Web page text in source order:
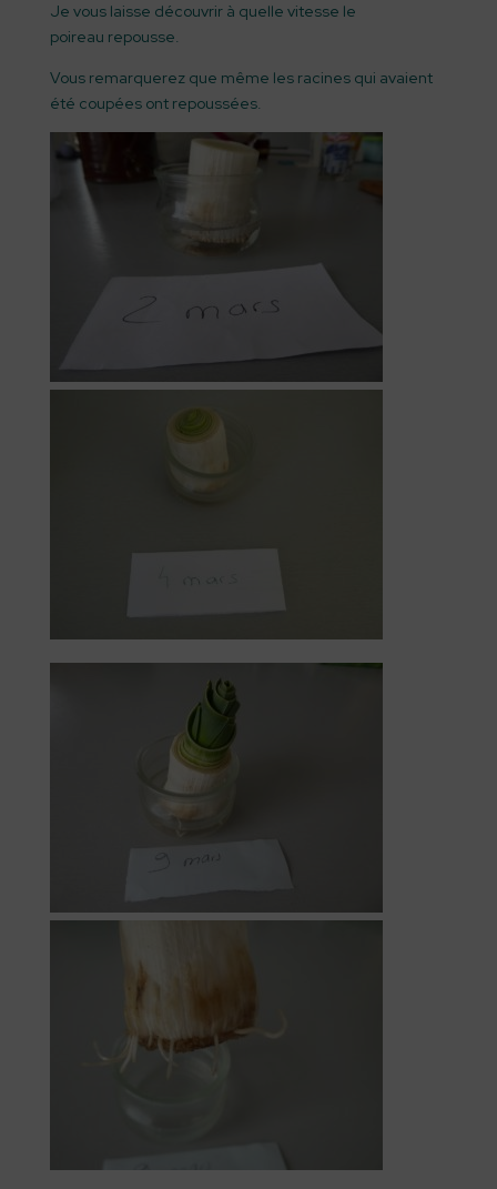
Je vous laisse découvrir à quelle vitesse le
poireau repousse.
Vous remarquerez que même les racines qui avaient
été coupées ont repoussées.